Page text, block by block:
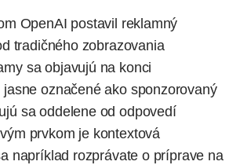
OpenAI postavil reklamný
tradičného zobrazovania
sa objavujú na konci
jasne označené ako sponzorovaný
sa oddelene od odpovedí
prvkom je kontextová
napríklad rozprávate o príprave na